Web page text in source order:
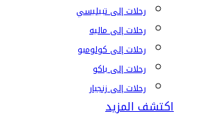
رحلات إلى تبيليسي
رحلات إلى ماليه
رحلات إلى كولومبو
رحلات إلى باكو
رحلات إلى زنجبار
اكتشف المزيد